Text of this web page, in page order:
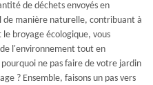
de déchets envoyés en
de manière naturelle, contribuant à
broyage écologique, vous
l'environnement tout en
ne pas faire de votre jardin
? Ensemble, faisons un pas vers